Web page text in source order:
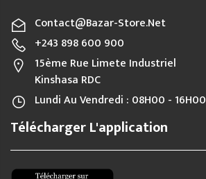
Contact@bazar-Store.net
+243 898 600 900
15ème Rue Limete Industriel
Kinshasa RDC
Lundi Au Vendredi : 08H00 - 16H00
Télécharger L'application